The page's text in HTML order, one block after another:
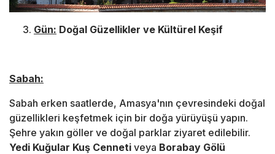
Gün: Doğal Güzellikler ve Kültürel Keşif
Sabah:
Sabah erken saatlerde, Amasya'nın çevresindeki doğal
güzellikleri keşfetmek için bir doğa yürüyüşü yapın.
Şehre yakın göller ve doğal parklar ziyaret edilebilir.
Yedi Kuğular Kuş Cenneti veya Borabay Gölü